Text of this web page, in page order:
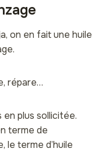
on en fait une huile
répare…
plus sollicitée.
terme de
le terme d’huile